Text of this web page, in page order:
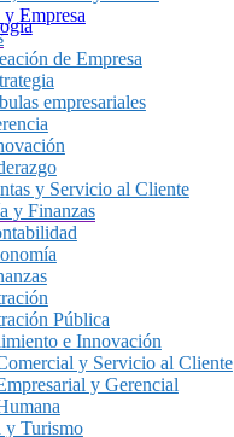
Empresa
de Empresa
empresariales
y Servicio al Cliente
y Finanzas
Pública
e Innovación
y Servicio al Cliente
y Gerencial
y Turismo